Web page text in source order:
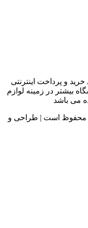
و پرداخت اینترنتی
بیشتر در زمینه لوازم
می باشد
محفوظ است | طراحی و